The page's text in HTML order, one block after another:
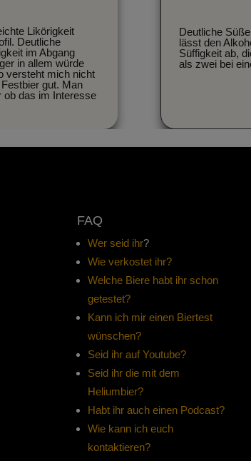
Likörigkeit
Deutliche
im Abgang
in allem würde
versteht mich nicht
gut. Man
das im Interesse
Deutliche
lässt den
Süffigkeit ab,
als zwei bei
FAQ
Wer seid ihr?
Wie verkostet ihr?
Welche Biere habt ihr schon
getestet?
Kann ich mir einen Biertest
wünschen?
Seid ihr auf Youtube?
Seid ihr die mit dem
Heliumbier?
Habt ihr auch einen Podcast?
Wie kann ich euch
kontaktieren?